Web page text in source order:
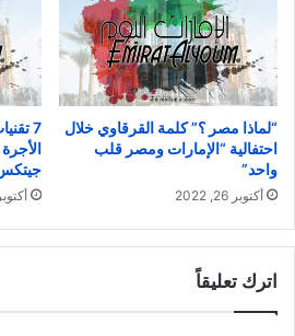
“لماذا مصر ؟” كلمة القرقاوي خلال
احتفالية “الإمارات ومصر قلب
واحد”
أكتوبر 26, 2022
7
أكتوبر 13, 2022
اترك تعليقاً